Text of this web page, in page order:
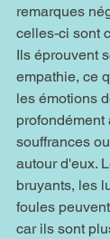
remarques
celles-ci sont
Ils éprouvent
empathie, ce
les émotions
profondément
souffrances
autour d'eux.
bruyants, les
foules
car ils sont